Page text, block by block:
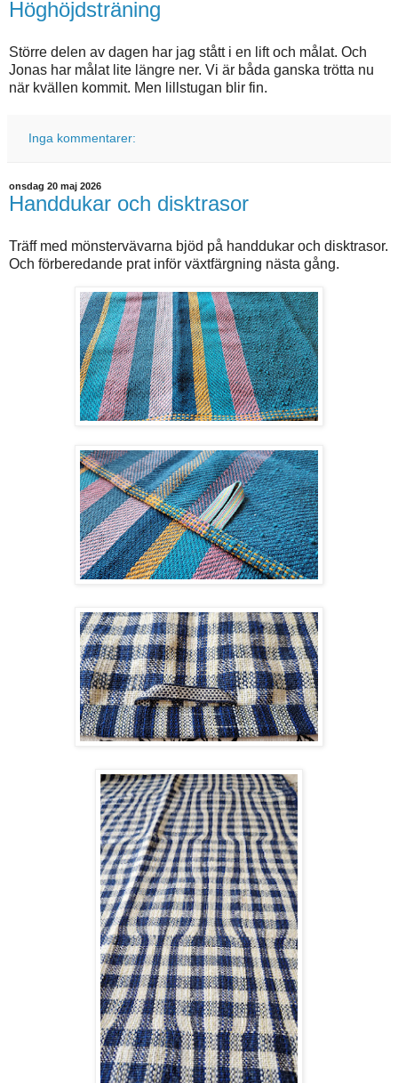
Höghöjdsträning
Större delen av dagen har jag stått i en lift och målat. Och
Jonas har målat lite längre ner. Vi är båda ganska trötta nu
när kvällen kommit. Men lillstugan blir fin.
Inga kommentarer:
onsdag 20 maj 2026
Handdukar och disktrasor
Träff med mönstervävarna bjöd på handdukar och disktrasor.
Och förberedande prat inför växtfärgning nästa gång.